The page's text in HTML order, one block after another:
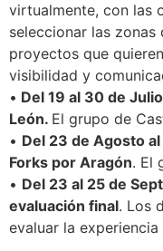
virtualmente, con las
seleccionar las
proyectos que
visibilidad y
• Del 19 al 30 de
León. El grupo de
• Del 23 de Agosto
Forks por Aragón. El
• Del 23 al 25 de
evaluación final. Los
evaluar la